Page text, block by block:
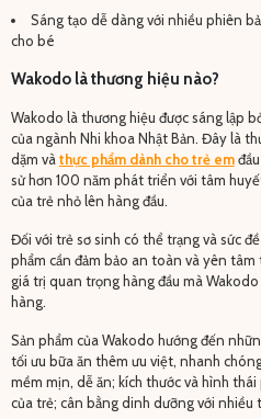
Sáng tạo dễ dàng với nhiều phiên
cho bé
Wakodo là thương hiệu nào?
Wakodo là thương hiệu được sáng lập
của ngành Nhi khoa Nhật Bản. Đây là
dặm và thực phẩm dành cho trẻ emđầu
sử hơn 100 năm phát triển với tâm
của trẻ nhỏ lên hàng đầu.
Đối với trẻ sơ sinh có thể trạng và sức
phẩm cần đảm bảo an toàn và yên
giá trị quan trọng hàng đầu mà
hàng.
Sản phẩm của Wakodo hướng đến
tối ưu bữa ăn thêm ưu việt, nhanh
mềm mịn, dễ ăn; kích thước và hình
của trẻ; cân bằng dinh dưỡng với nhiều